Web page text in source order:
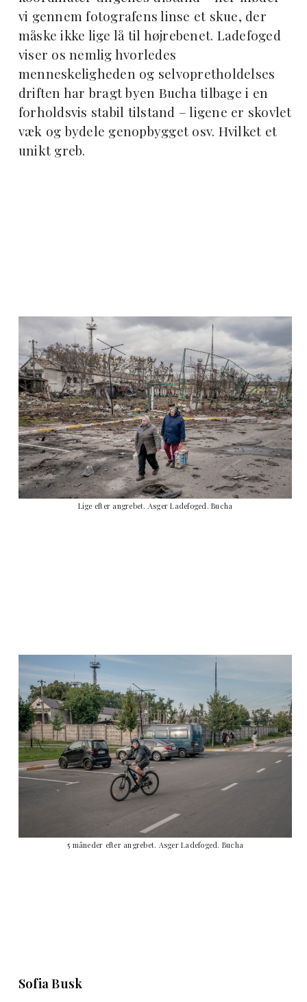
vi gennem fotografens linse et skue, der
måske ikke lige lå til højrebenet. Ladefoged
viser os nemlig hvorledes
menneskeligheden og selvopretholdelses
driften har bragt byen Bucha tilbage i en
forholdsvis stabil tilstand – ligene er skovlet
væk og bydele genopbygget osv. Hvilket et
unikt greb.
Lige efter angrebet. Asger Ladefoged. Bucha
5 måneder efter angrebet. Asger Ladefoged. Bucha
Sofia Busk